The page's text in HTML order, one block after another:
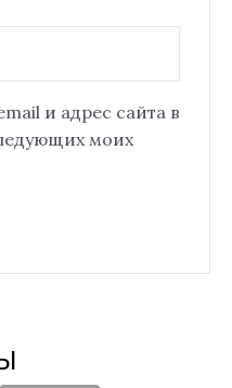
и адрес сайта в
моих